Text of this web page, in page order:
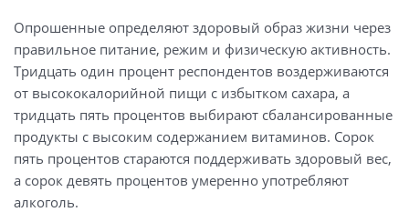
Опрошенные определяют здоровый образ жизни через
правильное питание, режим и физическую активность.
Тридцать один процент респондентов воздерживаются
от высококалорийной пищи с избытком сахара, а
тридцать пять процентов выбирают сбалансированные
продукты с высоким содержанием витаминов. Сорок
пять процентов стараются поддерживать здоровый вес,
а сорок девять процентов умеренно употребляют
алкоголь.